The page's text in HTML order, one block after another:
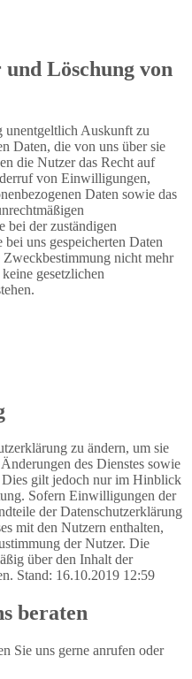
Löschung von
unentgeltlich Auskunft zu
Daten, die von uns über sie
die Nutzer das Recht auf
von Einwilligungen,
Daten sowie das
bei der zuständigen
uns gespeicherten Daten
nicht mehr
gesetzlichen
zu ändern, um sie
des Dienstes sowie
Dies gilt jedoch nur im Hinblick
Sofern Einwilligungen der
der Datenschutzerklärung
mit den Nutzern enthalten,
der Nutzer. Die
über den Inhalt der
Stand: 16.10.2019 12:59
beraten
Sie uns gerne anrufen oder